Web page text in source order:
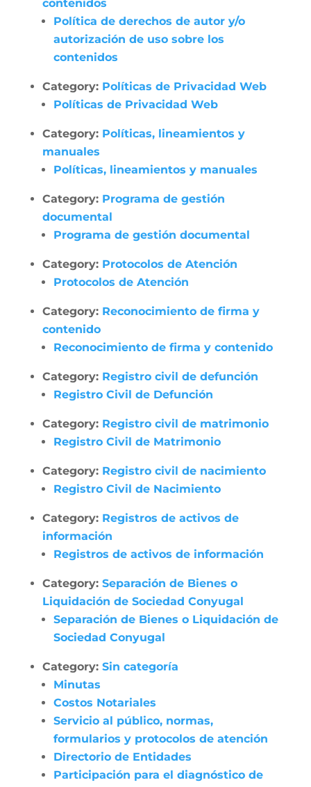
contenidos
Política de derechos de autor y/o
autorización de uso sobre los
contenidos
Category: Políticas de Privacidad Web
Políticas de Privacidad Web
Category: Políticas, lineamientos y
manuales
Políticas, lineamientos y manuales
Category: Programa de gestión
documental
Programa de gestión documental
Category: Protocolos de Atención
Protocolos de Atención
Category: Reconocimiento de firma y
contenido
Reconocimiento de firma y contenido
Category: Registro civil de defunción
Registro Civil de Defunción
Category: Registro civil de matrimonio
Registro Civil de Matrimonio
Category: Registro civil de nacimiento
Registro Civil de Nacimiento
Category: Registros de activos de
información
Registros de activos de información
Category: Separación de Bienes o
Liquidación de Sociedad Conyugal
Separación de Bienes o Liquidación de
Sociedad Conyugal
Category: Sin categoría
Minutas
Costos Notariales
Servicio al público, normas,
formularios y protocolos de atención
Directorio de Entidades
Participación para el diagnóstico de